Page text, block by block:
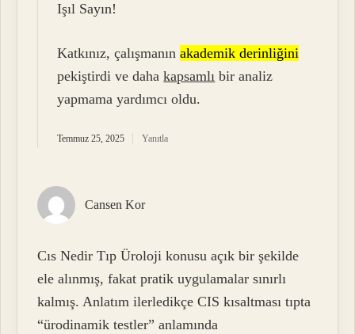
Işıl Sayın!
Katkınız, çalışmanınakademik derinliğini
pekiştirdi ve dahakapsamlı bir analiz
yapmama yardımcı oldu.
Temmuz 25, 2025 Yanıtla
Cansen Kor
Cıs Nedir Tıp Üroloji konusu açık bir şekilde
ele alınmış, fakat pratik uygulamalar sınırlı
kalmış. Anlatım ilerledikçe CIS kısaltması tıpta
“ürodinamik testler” anlamında